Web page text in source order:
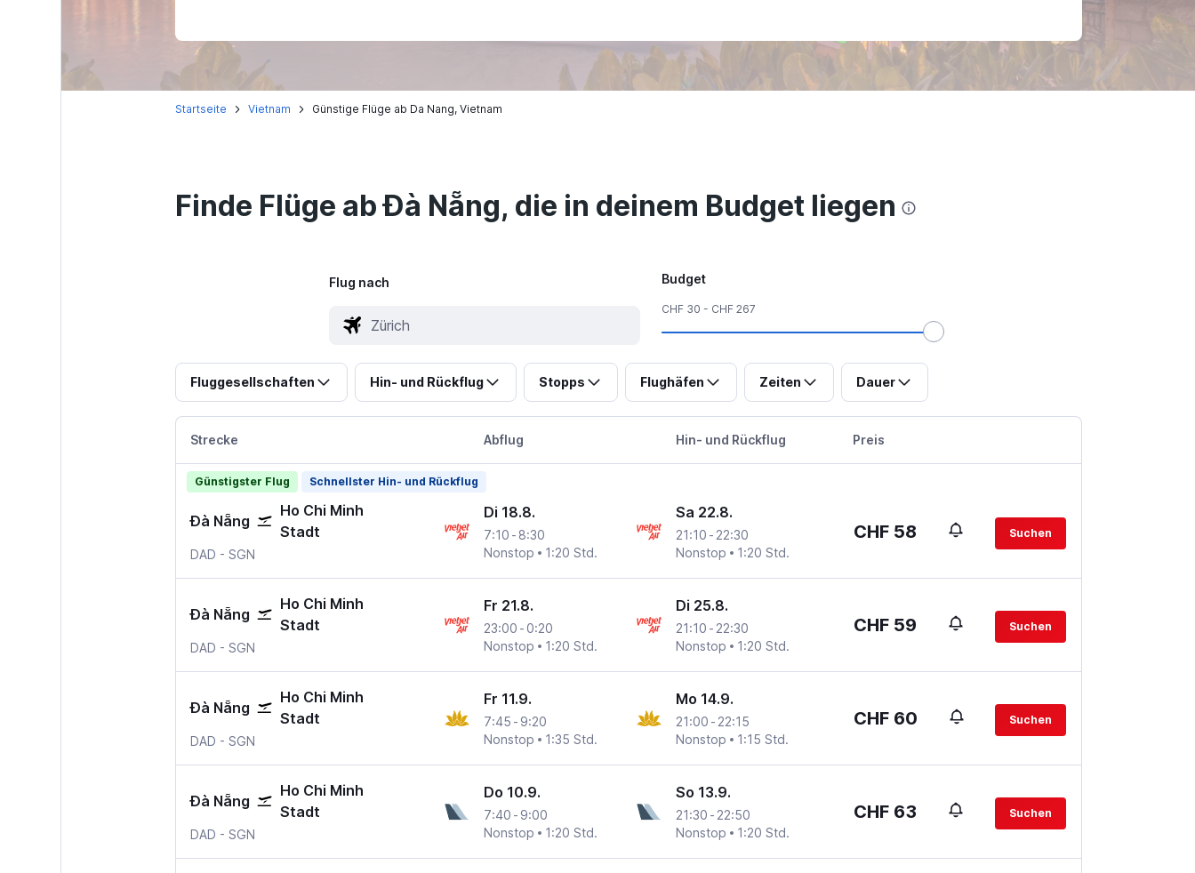
Startseite Vietnam Günstige Flüge ab Da Nang, Vietnam
Finde Flüge ab Đà Nẵng, die in deinem Budget liegen
Flug nach Budget
CHF 30 - CHF 267
Fluggesellschaften Hin- und Rückflug Stopps Flughäfen Zeiten Dauer
Strecke Abflug Hin- und Rückflug Preis
Günstigster Flug Schnellster Hin- und Rückflug
Đà Nẵng
Ho Chi Minh
Stadt
DAD Da Nang
- SGN
Di 18.8.
7:10 - 8:30
Nonstop
1:20 Std.
Sa 22.8.
21:10 - 22:30
Nonstop
1:20 Std.
CHF 58 Suchen
Đà Nẵng
Ho Chi Minh
Stadt
DAD Da Nang
- SGN
Fr 21.8.
23:00 - 0:20
Nonstop
1:20 Std.
Di 25.8.
21:10 - 22:30
Nonstop
1:20 Std.
CHF 59 Suchen
Đà Nẵng
Ho Chi Minh
Stadt
DAD Da Nang
- SGN
Fr 11.9.
7:45 - 9:20
Nonstop
1:35 Std.
Mo 14.9.
21:00 - 22:15
Nonstop
1:15 Std.
CHF 60 Suchen
Đà Nẵng
Ho Chi Minh
Stadt
DAD Da Nang
- SGN
Do 10.9.
7:40 - 9:00
Nonstop
1:20 Std.
So 13.9.
21:30 - 22:50
Nonstop
1:20 Std.
CHF 63 Suchen